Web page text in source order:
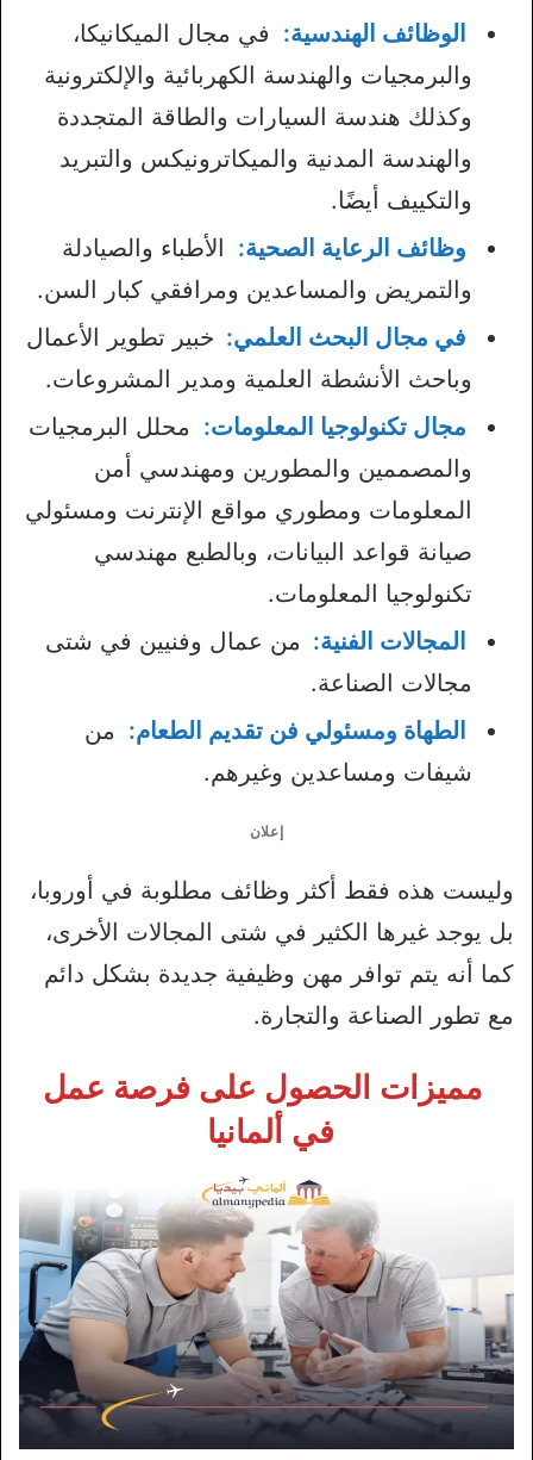
الوظائف الهندسية: في مجال الميكانيكا،
والبرمجيات والهندسة الكهربائية والإلكترونية
وكذلك هندسة السيارات والطاقة المتجددة
والهندسة المدنية والميكاترونيكس والتبريد
والتكييف أيضًا.
وظائف الرعاية الصحية: الأطباء والصيادلة
والتمريض والمساعدين ومرافقي كبار السن.
في مجال البحث العلمي: خبير تطوير الأعمال
وباحث الأنشطة العلمية ومدير المشروعات.
مجال تكنولوجيا المعلومات: محلل البرمجيات
والمصممين والمطورين ومهندسي أمن
المعلومات ومطوري مواقع الإنترنت ومسئولي
صيانة قواعد البيانات، وبالطبع مهندسي
تكنولوجيا المعلومات.
المجالات الفنية: من عمال وفنيين في شتى
مجالات الصناعة.
الطهاة ومسئولي فن تقديم الطعام: من
شيفات ومساعدين وغيرهم.
إعلان
وليست هذه فقط أكثر وظائف مطلوبة في أوروبا،
بل يوجد غيرها الكثير في شتى المجالات الأخرى،
كما أنه يتم توافر مهن وظيفية جديدة بشكل دائم
مع تطور الصناعة والتجارة.
مميزات الحصول على فرصة عمل
في ألمانيا